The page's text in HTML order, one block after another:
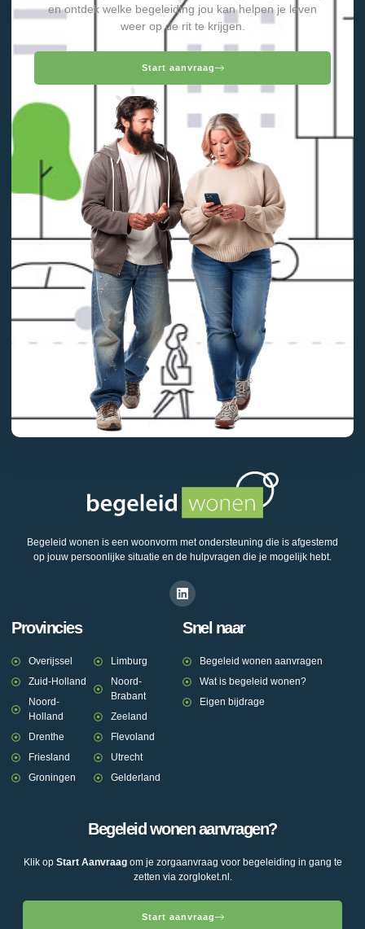
en ontdek welke begeleiding jou kan helpen je leven
weer op de rit te krijgen.
Start aanvraag
Begeleid wonen is een woonvorm met ondersteuning die is afgestemd
op jouw persoonlijke situatie en de hulpvragen die je mogelijk hebt.
Provincies
Overijssel
Zuid-Holland
Noord-
Holland
Drenthe
Friesland
Groningen
Limburg
Noord-
Brabant
Zeeland
Flevoland
Utrecht
Gelderland
Snel naar
Begeleid wonen aanvragen
Wat is begeleid wonen?
Eigen bijdrage
Begeleid wonen aanvragen?
Klik op Start Aanvraagom je zorgaanvraag voor begeleiding in gang te
zetten via zorgloket.nl.
Start aanvraag